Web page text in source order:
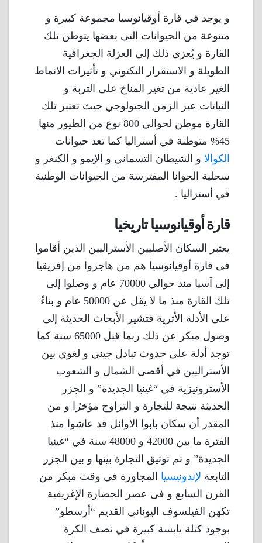
و يوجد في قارة أوقيانوسيا مجموعة كبيرة و
متنوعة من الحيوانات التى بعضها يتوطن تلك
القارة و يُعزى ذلك إلى العزلة الجغرافية
الطويلة و الاستقرار التكتوني و تأثيرات الانماط
الغير عادية من تغير المناخ على التربة و
النباتات عبر الزمن الجيولوجي حيث تعتبر تلك
القارة موطن لحوالي 800 نوع من الطيور منها
45% متوطنة في أستراليا كما تعد حيوانات
الكوالا و الشيطان التسماني و الإيمو و الكنغر و
سحلية الجوانا المفترسة من الحيوانات الوطنية
في أستراليا .
قارة أوقيانوسيا تاريخيا
يعتبر السكان الأصليين الأستراليين الذين أقاموا
فى قارة أوقيانوسيا هم من هاجروا من إفريقيا
إلى آسيا منذ حوالي 70000 عام و وصلوا إلى
تلك القارة منذ ما لا يقل عن 50000 عام و بناءً
على الأدلة الأثرية فتشير الأبحاث الحديثة إلى
وصول مبكر عن ذلك ربما قبل 65000 سنة كما
توجد أدلة على حدوث تبادل جيني و لغوي بين
الأستراليين في أقصى الشمال و الشعوب
الأسترونيزية في “غينيا الجديدة” و الجزر
الحديثة نتيجة للتجارة و التزاوج مؤخرًا و من
المقدر أن سكان بابوا الاوائل قد عاشوا منذ
الفترة ما بين 42000 و 48000 سنة في “غينيا
الجديدة” و تم توثيق التجارة بينها و بين الجزر
التابعة لإندونيسيا المجاورة في وقت مبكر من
القرن السابع و فى عصر الحضارة الإغريقية
تكهن الفيلسوف اليوناني القديم “أرسطو”
بوجود كتلة يابسة كبيرة في نصف الكرة